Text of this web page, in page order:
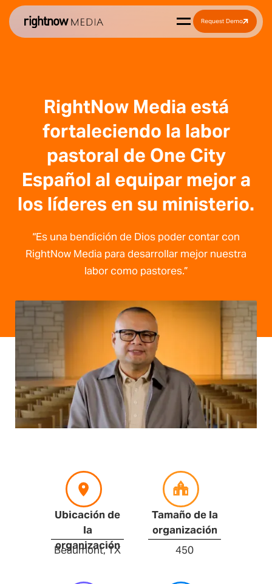
Request Demo
RightNow Media está
fortaleciendo la labor
pastoral de One City
Español al equipar mejor a
los líderes en su ministerio.
“Es una bendición de Dios poder contar con
RightNow Media para desarrollar mejor nuestra
labor como pastores.”
Ubicación de
la
organización
Beaumont, TX
Tamaño de la
organización
450